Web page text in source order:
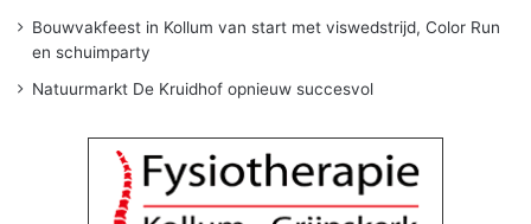
Bouwvakfeest in Kollum van start met viswedstrijd, Color Run
en schuimparty
Natuurmarkt De Kruidhof opnieuw succesvol